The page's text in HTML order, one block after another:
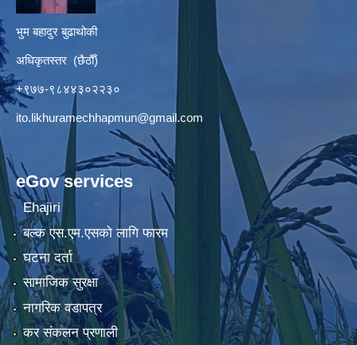
भुम बहादुर बुढाथोकी
अधिकृतस्तर (छैठौँ)
+९७७-९८४४३०२२३०
ito.likhuramechhapmun@gmail.com
eGov services
Ehajiri
बल्क एस.एम.एसको लागि फारम
घटना दर्ता
सामाजिक सुरक्षा
नागरिक वडापत्र
कर संकलन प्रणाली